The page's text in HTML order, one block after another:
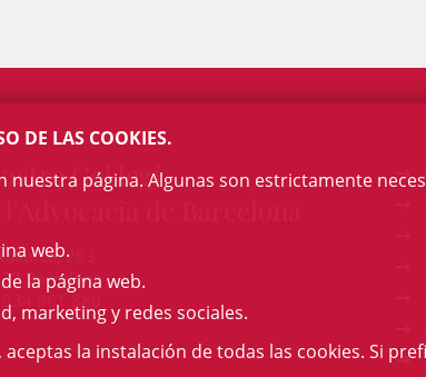
Col·legi
283
Barcelona
934 961 880
DE LAS COOKIES.
nuestra página. Algunas son estrictamente
web.
la página web.
marketing y redes sociales.
la instalación de todas las cookies. Si